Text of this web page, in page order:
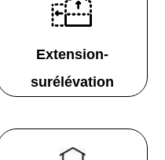
Extension-
surélévation